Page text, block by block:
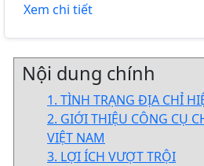
Xem chi tiết
Nội dung chính
1. TÌNH TRẠNG ĐỊA CHỈ
2. GIỚI THIỆU CÔNG CỤ
VIỆT NAM
3. LỢI ÍCH VƯỢT TRỘI